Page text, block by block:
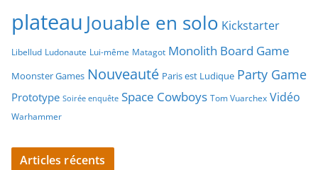
plateau Jouable en solo Kickstarter
Libellud Ludonaute Lui-même Matagot Monolith Board Game
Moonster Games Nouveauté Paris est Ludique Party Game
Prototype Soirée enquête Space Cowboys Tom Vuarchex Vidéo
Warhammer
Articles récents